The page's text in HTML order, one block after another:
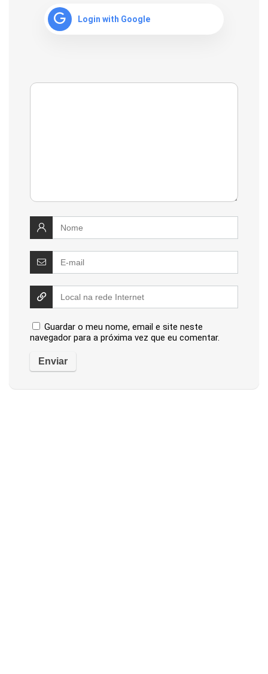
Login with Google
Guardar o meu nome, email e site neste
navegador para a próxima vez que eu comentar.